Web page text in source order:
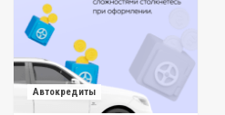
Автокредиты